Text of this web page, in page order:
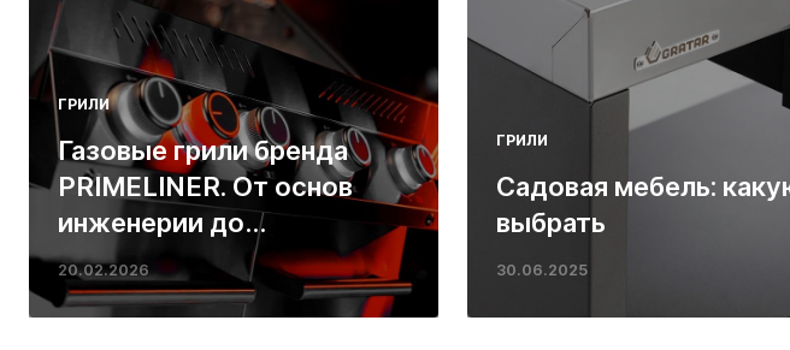
ГРИЛИ
Газовые грили бренда
PRIMELINER. От основ
инженерии до
ресторанных стейков у
вас дома
20.02.2026
ГРИЛИ
Садовая мебель:
выбрать
30.06.2025